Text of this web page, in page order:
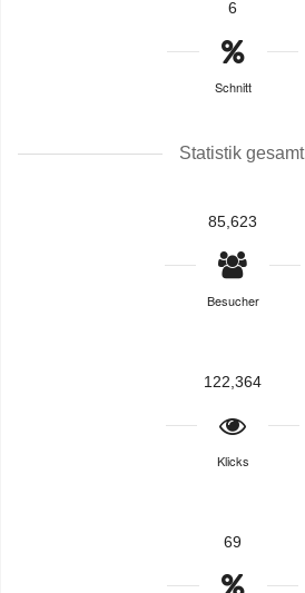
6
Schnitt
Statistik gesamt
85,623
Besucher
122,364
Klicks
69